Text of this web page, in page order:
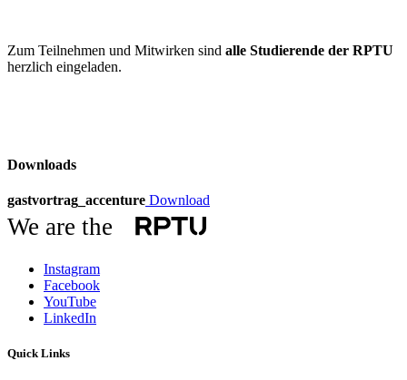
Zum Teilnehmen und Mitwirken sind alle Studierende der RPTU
herzlich eingeladen.
Downloads
gastvortrag_accenture Download
We are the
Instagram
Facebook
YouTube
LinkedIn
Quick Links